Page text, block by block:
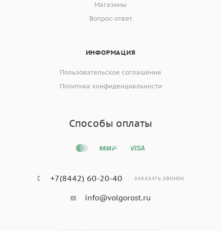
Магазины
Вопрос-ответ
ИНФОРМАЦИЯ
Пользовательское соглашение
Политика конфиденциальности
Способы оплаты
+7(8442) 60-20-40 ЗАКАЗАТЬ ЗВОНОК
info@volgorost.ru